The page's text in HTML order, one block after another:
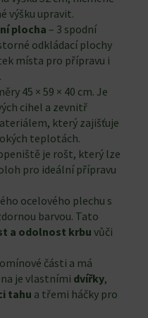
výšku upravit.
plocha – 3 spodní
odkládací plochy
místa pro přípravu i
45 × 59 × 40 cm. Je
cihel a zevnitř
který zajišťuje
teplotách.
je rošt, který lze
pro ideální přípravu
ocelového plechu s
barvou. Tato
a odolnost krbuvůči
části a má
je vlastními dvířky,
tahu a třemi háčky pro